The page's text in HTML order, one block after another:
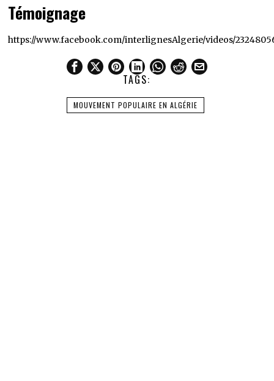
Témoignage
https://www.facebook.com/interlignesAlgerie/videos/
TAGS:
MOUVEMENT POPULAIRE EN ALGÉRIE